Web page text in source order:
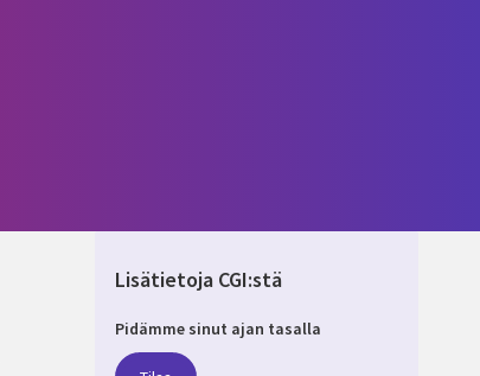
Lisätietoja CGI:stä
Pidämme sinut ajan tasalla